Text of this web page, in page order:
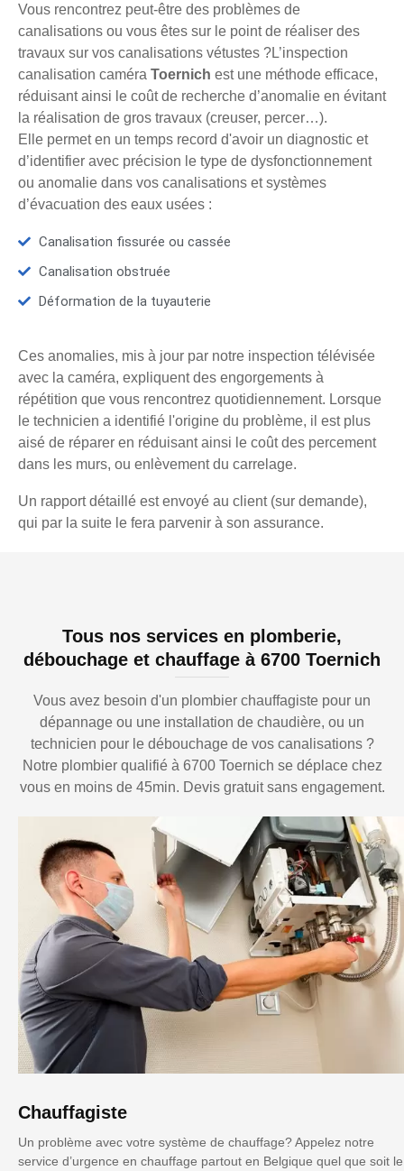
Vous rencontrez peut-être des problèmes de
canalisations ou vous êtes sur le point de réaliser des
travaux sur vos canalisations vétustes ?L’inspection
canalisation caméra Toernich est une méthode efficace,
réduisant ainsi le coût de recherche d’anomalie en évitant
la réalisation de gros travaux (creuser, percer…).
Elle permet en un temps record d'avoir un diagnostic et
d’identifier avec précision le type de dysfonctionnement
ou anomalie dans vos canalisations et systèmes
d’évacuation des eaux usées :
Canalisation fissurée ou cassée
Canalisation obstruée
Déformation de la tuyauterie
Ces anomalies, mis à jour par notre inspection télévisée
avec la caméra, expliquent des engorgements à
répétition que vous rencontrez quotidiennement. Lorsque
le technicien a identifié l'origine du problème, il est plus
aisé de réparer en réduisant ainsi le coût des percement
dans les murs, ou enlèvement du carrelage.
Un rapport détaillé est envoyé au client (sur demande),
qui par la suite le fera parvenir à son assurance.
Tous nos services en plomberie,
débouchage et chauffage à 6700 Toernich
Vous avez besoin d'un plombier chauffagiste pour un
dépannage ou une installation de chaudière, ou un
technicien pour le débouchage de vos canalisations ?
Notre plombier qualifié à 6700 Toernich se déplace chez
vous en moins de 45min. Devis gratuit sans engagement.
Chauffagiste
Un problème avec votre système de chauffage? Appelez notre
service d’urgence en chauffage partout en Belgique quel que soit le